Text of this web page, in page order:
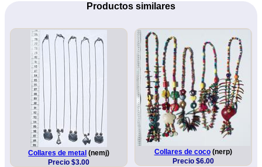
Productos similares
Collares de metal (nemj)
Precio $3.00
Collares de coco(nerp)
Precio $6.00